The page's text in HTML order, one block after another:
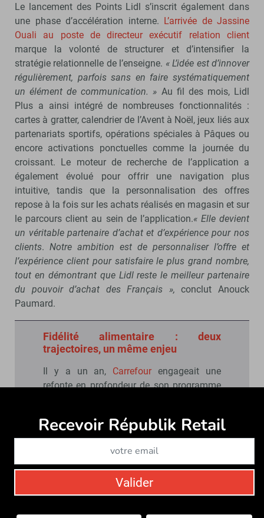
Le lancement des Points Lidl s’inscrit également dans
une phase d’accélération interne. L’arrivée de Jassine
Ouali au poste de directeur exécutif relation client
marque la volonté de structurer et d’intensifier la
stratégie relationnelle de l’enseigne. « L’idée est d’innover
régulièrement, parfois sans en faire systématiquement
un élément de communication. » Au fil des mois, Lidl
Plus a ainsi intégré de nombreuses fonctionnalités :
cartes à gratter, calendrier de l’Avent à Noël, jeux liés aux
partenariats sportifs, opérations spéciales à Pâques ou
encore activations ponctuelles comme la journée du
croissant. Le moteur de recherche de l’application a
également évolué pour offrir une navigation plus
intuitive, tandis que la personnalisation des offres
repose à la fois sur les achats réalisés en magasin et sur
le parcours client au sein de l’application.« Elle devient
un véritable partenaire d’achat et d’expérience pour nos
clients. Notre ambition est de personnaliser l’offre et
l’expérience client pour satisfaire le plus grand nombre,
tout en démontrant que Lidl reste le meilleur partenaire
du pouvoir d’achat des Français », conclut Anouck
Paumard.
Fidélité alimentaire : deux
trajectoires, un même enjeu
Il y a un an, Carrefour engageait une
refonte en profondeur de son programme
unifier des dispositifs devenus complexes
au fil du temps et à renforcer la cohérence
entre magasins, drive et e-commerce, tout
en développant une relation client plus
communautaire et plus émotionnelle. Un
an plus tard, Lidl emprunte une trajectoire
différente. Avec les Points Lidl, intégrés à
Recevoir Républik Retail
Valider